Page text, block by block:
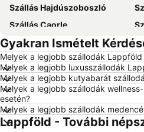
Szállás Hajdúszoboszló
Szállás Caorle
Szállás Dubrovnik
Szállás Debrecen
Szállás Balatonfüred
Szállás Portorož
Szállás Alghero
Szállás Olaszország
Gyakran Ismételt
Melyek a legjobb szállodák
Melyek a legjobb luxusszállodák
Melyek a legjobb kutyabarát
Melyek a legjobb szállodák
esetén?
Melyek a legjobb szállodák
Lappföld - További